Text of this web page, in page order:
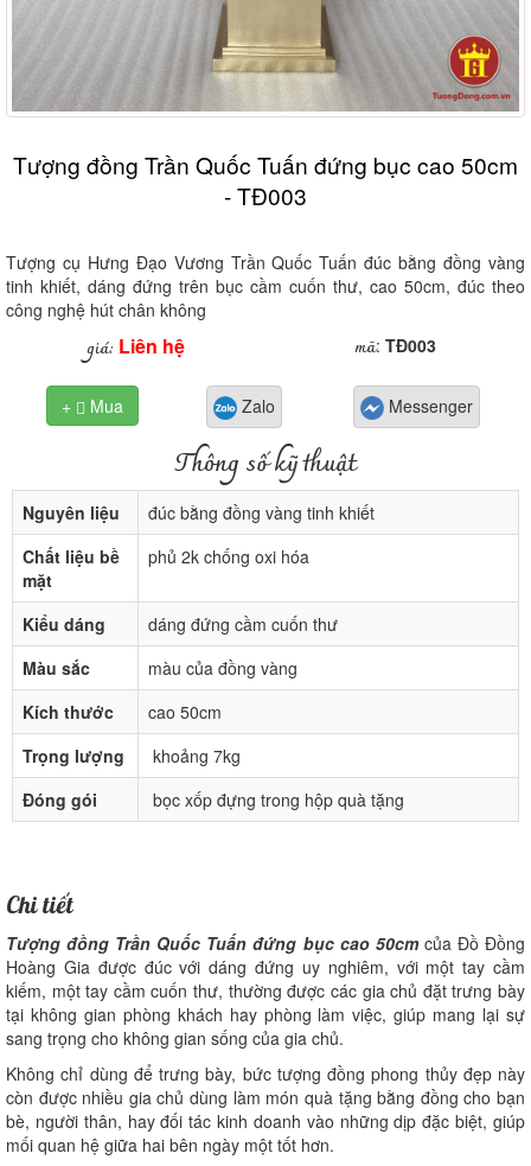
Tượng đồng Trần Quốc Tuấn đứng bục cao 50cm
- TĐ003
Tượng cụ Hưng Đạo Vương Trần Quốc Tuấn đúc bằng đồng vàng
tinh khiết, dáng đứng trên bục cầm cuốn thư, cao 50cm, đúc theo
công nghệ hút chân không
giá: Liên hệ mã: TĐ003
+  Mua Zalo Messenger
Thông số kỹ thuật
Nguyên liệu
đúc bằng đồng vàng tinh khiết
Chất liệu bề
mặt
phủ 2k chống oxi hóa
Kiểu dáng
dáng đứng cầm cuốn thư
Màu sắc
màu của đồng vàng
Kích thước
cao 50cm
Trọng lượng
khoảng 7kg
Đóng gói
bọc xốp đựng trong hộp quà tặng
Chi tiết
Tượng đồng Trần Quốc Tuấn đứng bục cao 50cmcủa Đồ Đồng
Hoàng Gia được đúc với dáng đứng uy nghiêm, với một tay cầm
kiếm, một tay cầm cuốn thư, thường được các gia chủ đặt trưng bày
tại không gian phòng khách hay phòng làm việc, giúp mang lại sự
sang trọng cho không gian sống của gia chủ.
Không chỉ dùng để trưng bày, bức tượng đồng phong thủy đẹp này
còn được nhiều gia chủ dùng làm món quà tặng bằng đồng cho bạn
bè, người thân, hay đối tác kinh doanh vào những dịp đặc biệt, giúp
mối quan hệ giữa hai bên ngày một tốt hơn.